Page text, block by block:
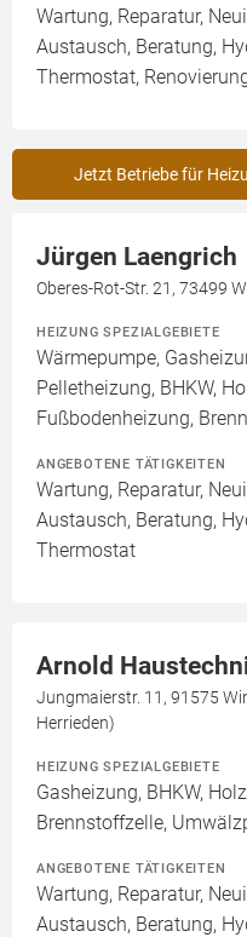
Wartung, Reparatur,
Austausch, Beratung,
Thermostat,
Jetzt Betriebe für
Jürgen Laengrich
Oberes-Rot-Str. 21, 73499
HEIZUNG SPEZIALGEBIETE
Wärmepumpe,
Pelletheizung, BHKW,
Fußbodenheizung,
ANGEBOTENE TÄTIGKEITEN
Wartung, Reparatur,
Austausch, Beratung,
Thermostat
Arnold
Jungmaierstr. 11, 91575
Herrieden)
HEIZUNG SPEZIALGEBIETE
Gasheizung, BHKW,
Brennstoffzelle,
ANGEBOTENE TÄTIGKEITEN
Wartung, Reparatur,
Austausch, Beratung,